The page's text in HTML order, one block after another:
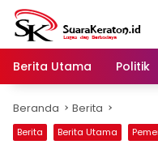
Langsung
konten
Berita Utama
Politik
Beranda Berita
Berita Berita Utama